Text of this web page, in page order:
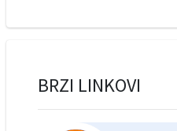
BRZI LINKOVI